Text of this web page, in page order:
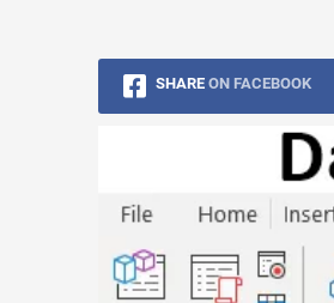
SHARE ON FACEBOOK